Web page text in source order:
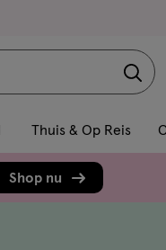
Thuis & Op Reis
Shop nu